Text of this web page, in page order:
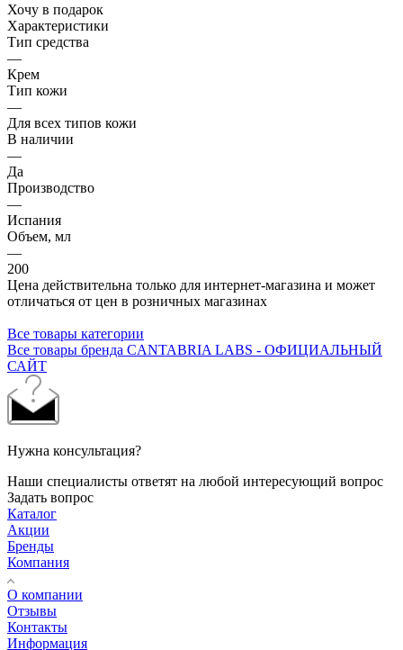
Хочу в подарок
Характеристики
Тип средства
—
Крем
Тип кожи
—
Для всех типов кожи
В наличии
—
Да
Производство
—
Испания
Объем, мл
—
200
Цена действительна только для интернет-магазина и может
отличаться от цен в розничных магазинах
Все товары категории
Все товары бренда CANTABRIA LABS - ОФИЦИАЛЬНЫЙ
САЙТ
Нужна консультация?
Наши специалисты ответят на любой интересующий вопрос
Задать вопрос
Каталог
Акции
Бренды
Компания
О компании
Отзывы
Контакты
Информация